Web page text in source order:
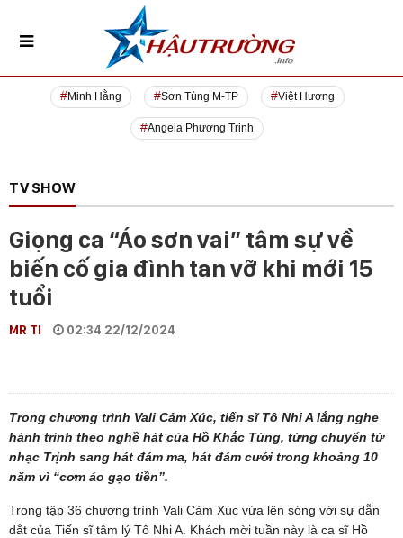
Minh Hằng Sơn Tùng M-TP Việt Hương
Angela Phương Trinh
TV SHOW
Giọng ca “Áo sơn vai” tâm sự về
biến cố gia đình tan vỡ khi mới 15
tuổi
MR TI 02:34 22/12/2024
Trong chương trình Vali Cảm Xúc, tiến sĩ Tô Nhi A lắng nghe
hành trình theo nghề hát của Hồ Khắc Tùng, từng chuyển từ
nhạc Trịnh sang hát đám ma, hát đám cưới trong khoảng 10
năm vì “cơm áo gạo tiền”.
Trong tập 36 chương trình Vali Cảm Xúc vừa lên sóng với sự dẫn
dắt của Tiến sĩ tâm lý Tô Nhi A. Khách mời tuần này là ca sĩ Hồ